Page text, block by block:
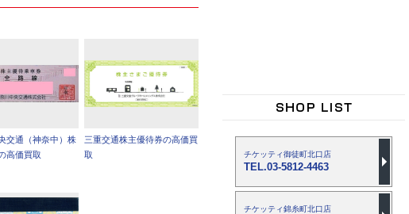
交通（神奈中）株
高価買取
三重交通株主優待券の高価買
取
チケッティ御徒町北口店
TEL.03-5812-4463
チケッティ錦糸町北口店